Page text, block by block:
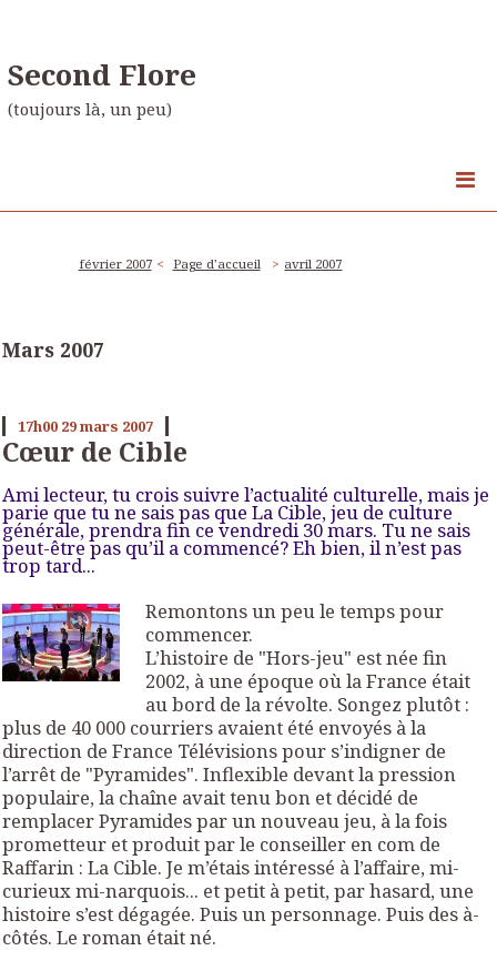
Second Flore
(toujours là, un peu)
février 2007 Page d'accueil avril 2007
Mars 2007
17h00 29mars 2007
Cœur de Cible
Ami lecteur, tu crois suivre l’actualité culturelle, mais je
parie que tu ne sais pas que La Cible, jeu de culture
générale, prendra fin ce vendredi 30 mars. Tu ne sais
peut-être pas qu’il a commencé? Eh bien, il n’est pas
trop tard...
Remontons un peu le temps pour
commencer.
L’histoire de "Hors-jeu" est née fin
2002, à une époque où la France était
au bord de la révolte. Songez plutôt :
plus de 40 000 courriers avaient été envoyés à la
direction de France Télévisions pour s’indigner de
l’arrêt de "Pyramides". Inflexible devant la pression
populaire, la chaîne avait tenu bon et décidé de
remplacer Pyramides par un nouveau jeu, à la fois
prometteur et produit par le conseiller en com de
Raffarin : La Cible. Je m’étais intéressé à l’affaire, mi-
curieux mi-narquois... et petit à petit, par hasard, une
histoire s’est dégagée. Puis un personnage. Puis des à-
côtés. Le roman était né.